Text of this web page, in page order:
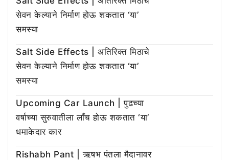
सेवन केल्याने निर्माण होऊ शकतात ‘या’
समस्या
Salt Side Effects | अतिरिक्त मिठाचे
सेवन केल्याने निर्माण होऊ शकतात ‘या’
समस्या
Upcoming Car Launch | पुढच्या
वर्षाच्या सुरुवातीला लाँच होऊ शकतात ‘या’
धमाकेदार कार
Rishabh Pant | ऋषभ पंतला मैदानावर